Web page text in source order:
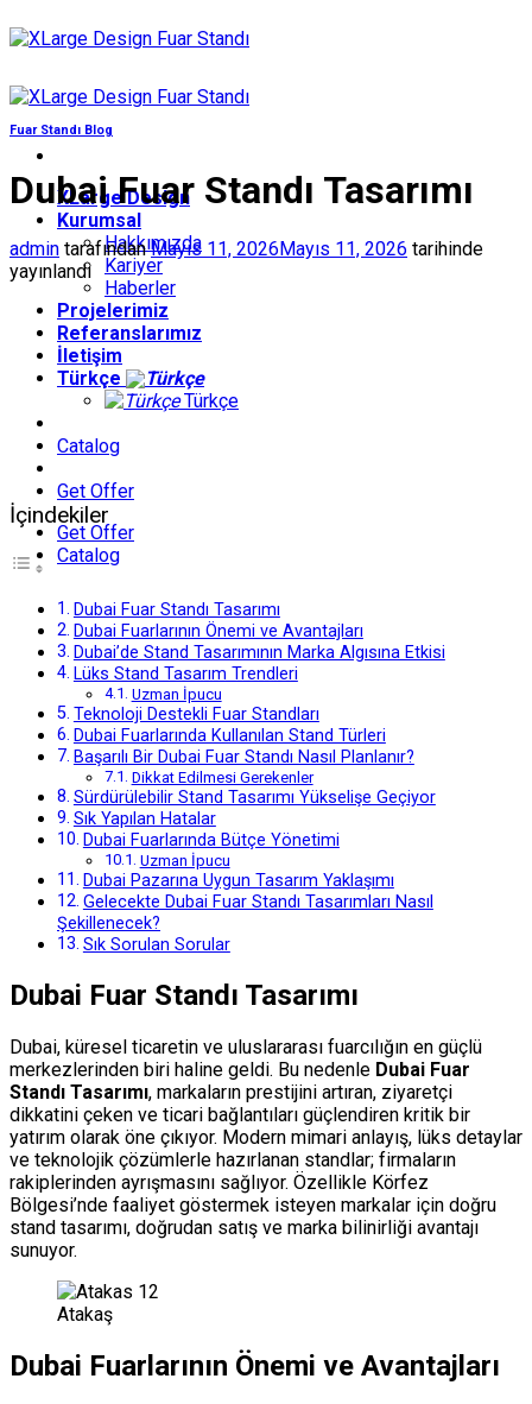
atla
XLarge Design
Kurumsal
Hakkımızda
Kariyer
Haberler
Projelerimiz
Referanslarımız
İletişim
Türkçe
Türkçe
Catalog
Get Offer
Get Offer
Catalog
Fuar Standı Blog
Dubai Fuar Standı Tasarımı
admin tarafından Mayıs 11, 2026 Mayıs 11, 2026 tarihinde
yayınlandı
İçindekiler
Dubai Fuar Standı Tasarımı
Dubai Fuarlarının Önemi ve Avantajları
Dubai’de Stand Tasarımının Marka Algısına Etkisi
Lüks Stand Tasarım Trendleri
Uzman İpucu
Teknoloji Destekli Fuar Standları
Dubai Fuarlarında Kullanılan Stand Türleri
Başarılı Bir Dubai Fuar Standı Nasıl Planlanır?
Dikkat Edilmesi Gerekenler
Sürdürülebilir Stand Tasarımı Yükselişe Geçiyor
Sık Yapılan Hatalar
Dubai Fuarlarında Bütçe Yönetimi
Uzman İpucu
Dubai Pazarına Uygun Tasarım Yaklaşımı
Gelecekte Dubai Fuar Standı Tasarımları Nasıl
Şekillenecek?
Sık Sorulan Sorular
Dubai Fuar Standı Tasarımı
Dubai, küresel ticaretin ve uluslararası fuarcılığın en güçlü
merkezlerinden biri haline geldi. Bu nedenle Dubai Fuar
Standı Tasarımı, markaların prestijini artıran, ziyaretçi
dikkatini çeken ve ticari bağlantıları güçlendiren kritik bir
yatırım olarak öne çıkıyor. Modern mimari anlayış, lüks detaylar
ve teknolojik çözümlerle hazırlanan standlar; firmaların
rakiplerinden ayrışmasını sağlıyor. Özellikle Körfez
Bölgesi’nde faaliyet göstermek isteyen markalar için doğru
stand tasarımı, doğrudan satış ve marka bilinirliği avantajı
sunuyor.
Atakaş
Dubai Fuarlarının Önemi ve Avantajları